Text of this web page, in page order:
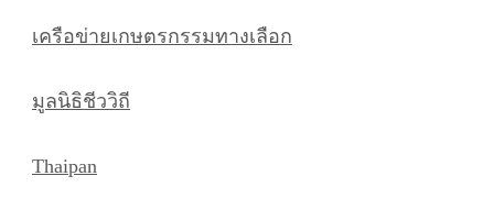
เครือข่ายเกษตรกรรมทางเลือก
มูลนิธิชีววิถี
Thaipan